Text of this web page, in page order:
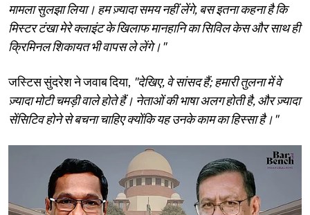
मामला सुलझा लिया। हम ज़्यादा समय नहीं लेंगे, बस इतना कहना है कि
मिस्टर टंखा मेरे क्लाइंट के खिलाफ मानहानि का सिविल केस और साथ ही
क्रिमिनल शिकायत भी वापस ले लेंगे।"
जस्टिस सुंदरेश ने जवाब दिया, "देखिए, वे सांसद हैं; हमारी तुलना में वे
ज़्यादा मोटी चमड़ी वाले होते हैं। नेताओं की भाषा अलग होती है, और ज़्यादा
सेंसिटिव होने से बचना चाहिए क्योंकि यह उनके काम का हिस्सा है।"